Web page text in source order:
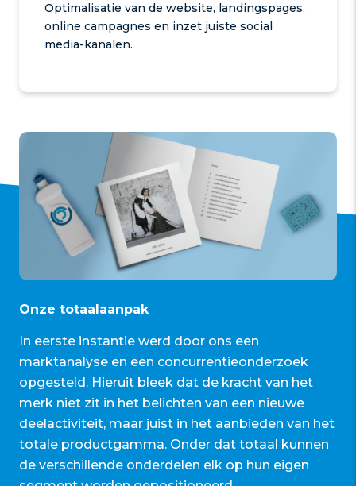
Optimalisatie van de website, landingspages,
online campagnes en inzet juiste social
media-kanalen.
Onze totaalaanpak
In eerste instantie werd door ons een
marktanalyse en een concurrentieonderzoek
opgesteld. Hieruit bleek dat de kracht van het
merk niet zit in het belichten van een nieuwe
deelactiviteit, maar juist in het aanbieden van het
totale productgamma. Onder dat totaal kunnen
de verschillende onderdelen elk op hun eigen